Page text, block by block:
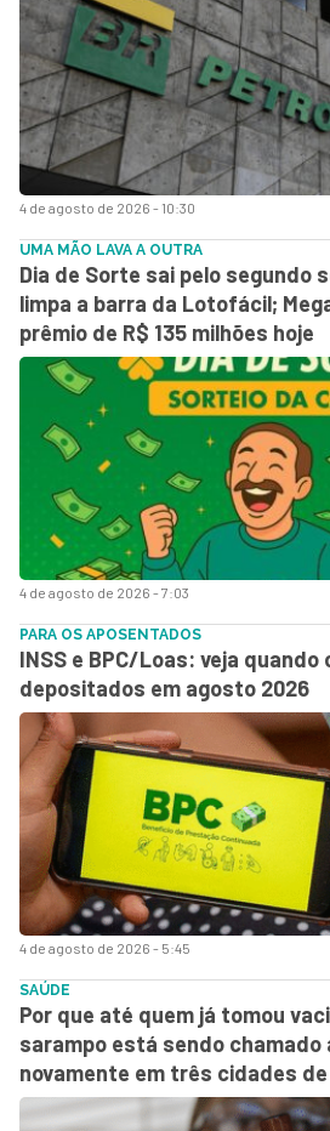
4 de agosto de 2026 - 10:30
4 de agosto de 2026 - 7:03
UMA MÃO LAVA A OUTRA
Dia de Sorte sai pelo segundo
limpa a barra da Lotofácil;
prêmio de R$ 135 milhões hoje
4 de agosto de 2026 - 5:45
PARA OS APOSENTADOS
INSS e BPC/Loas: veja
depositados em agosto 2026
SAÚDE
Por que até quem já tomou
sarampo está sendo chamado
novamente em três cidades de